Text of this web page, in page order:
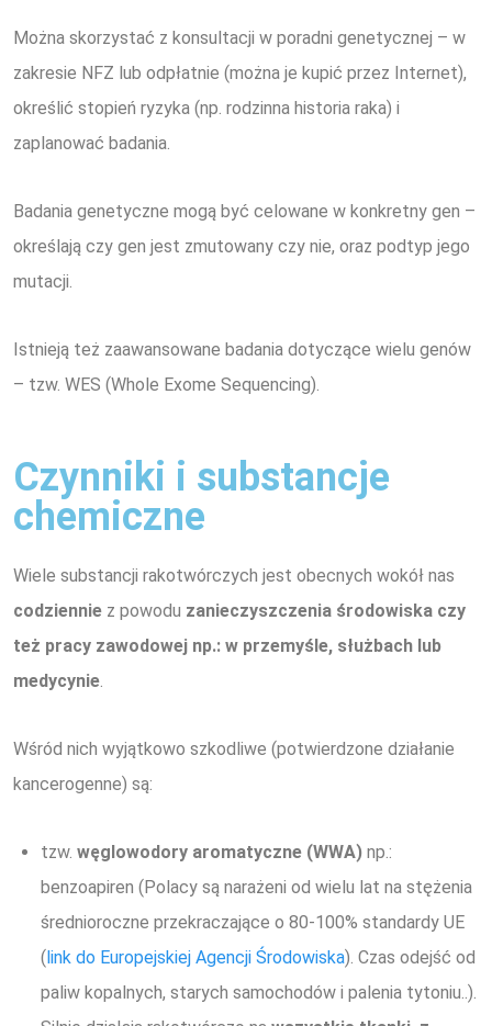
Można skorzystać z konsultacji w poradni genetycznej – w
zakresie NFZ lub odpłatnie (można je kupić przez Internet),
określić stopień ryzyka (np. rodzinna historia raka) i
zaplanować badania.
Badania genetyczne mogą być celowane w konkretny gen –
określają czy gen jest zmutowany czy nie, oraz podtyp jego
mutacji.
Istnieją też zaawansowane badania dotyczące wielu genów
– tzw. WES (Whole Exome Sequencing).
Czynniki i substancje
chemiczne
Wiele substancji rakotwórczych jest obecnych wokół nas
codziennie z powodu zanieczyszczenia środowiska czy
też pracy zawodowej np.: w przemyśle, służbach lub
medycynie.
Wśród nich wyjątkowo szkodliwe (potwierdzone działanie
kancerogenne) są:
tzw. węglowodory aromatyczne (WWA) np.:
benzoapiren (Polacy są narażeni od wielu lat na stężenia
średnioroczne przekraczające o 80-100% standardy UE
(link do Europejskiej Agencji Środowiska). Czas odejść od
paliw kopalnych, starych samochodów i palenia tytoniu..).